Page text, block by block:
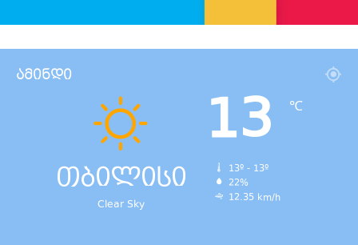
ამინდი
თბილისი
Clear Sky
13 ℃
13º - 13º
22%
12.35 km/h